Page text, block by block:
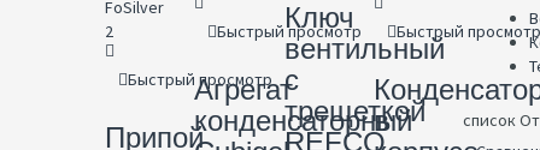
Быстрый просмотр
Припой
Быстрый просмотр
Агрегат
конденсаторный
Ключ
вентильный
с
трещеткой
REFCO
Быстрый просмотр
в
список